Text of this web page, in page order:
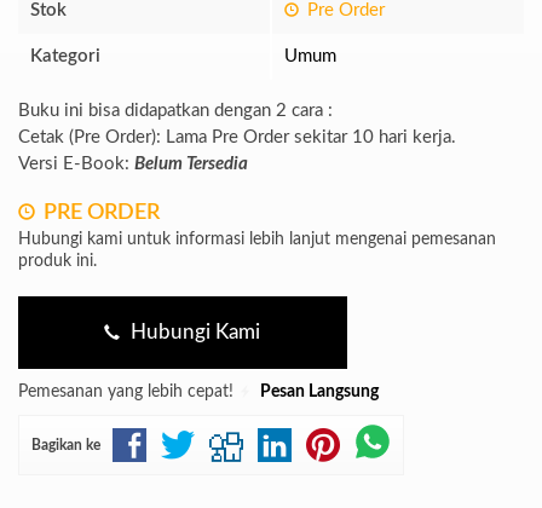
Stok Pre Order
Kategori Umum
Buku ini bisa didapatkan dengan 2 cara :
Cetak (Pre Order): Lama Pre Order sekitar 10 hari kerja.
Versi E-Book: Belum Tersedia
PRE ORDER
Hubungi kami untuk informasi lebih lanjut mengenai pemesanan
produk ini.
Hubungi Kami
Pemesanan yang lebih cepat! Pesan Langsung
Bagikan ke